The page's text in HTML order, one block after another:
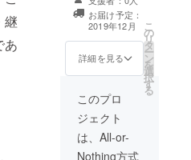
継
あ
名・ロゴマーク
等のご提出・ご
確認をさせて頂
を取らせていた
だけるメールア
をお願い致しま
す。
（賞品授与等）
・ホームページ
ヘッダーへの企
業ロゴ・企業名
の掲載 ・ホーム
への企業ロゴ・
企業名の掲載 ・
主催大会の告知
ポスター、告知
ページ等への企
お届け予定：
2019年12月
詳細を見る
こ
の
リ
タ
ー
ン
を
選
択
す
る
このプロ
ジェクト
は、All-or-
Nothing方式